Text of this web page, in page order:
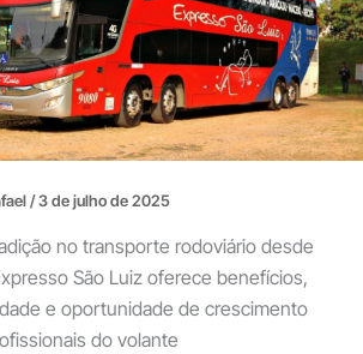
/3 de julho de 2025
no transporte rodoviário desde
São Luiz oferece benefícios,
e oportunidade de crescimento
do volante